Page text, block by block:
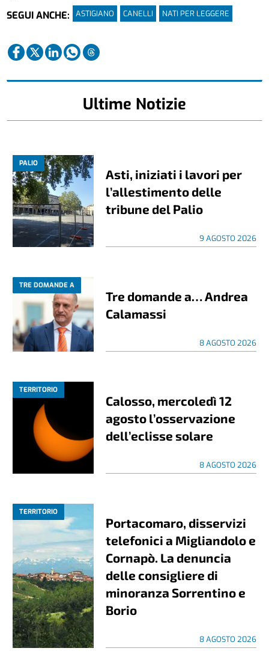
SEGUI ANCHE:
ASTIGIANO CANELLI NATI PER LEGGERE
Ultime Notizie
PALIO
Asti, iniziati i lavori per
l’allestimento delle
tribune del Palio
9 AGOSTO 2026
TRE DOMANDE A
Tre domande a… Andrea
Calamassi
8 AGOSTO 2026
TERRITORIO
Calosso, mercoledì 12
agosto l’osservazione
dell’eclisse solare
8 AGOSTO 2026
TERRITORIO
Portacomaro, disservizi
telefonici a Migliandolo e
Cornapò. La denuncia
delle consigliere di
minoranza Sorrentino e
Borio
8 AGOSTO 2026